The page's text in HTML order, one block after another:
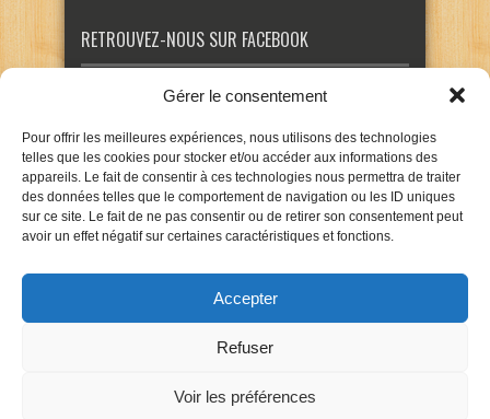
Gérer le consentement
Pour offrir les meilleures expériences, nous utilisons des technologies
telles que les cookies pour stocker et/ou accéder aux informations des
appareils. Le fait de consentir à ces technologies nous permettra de traiter
des données telles que le comportement de navigation ou les ID uniques
sur ce site. Le fait de ne pas consentir ou de retirer son consentement peut
avoir un effet négatif sur certaines caractéristiques et fonctions.
Accepter
Refuser
Voir les préférences
RETROUVEZ-NOUS SUR FACEBOOK